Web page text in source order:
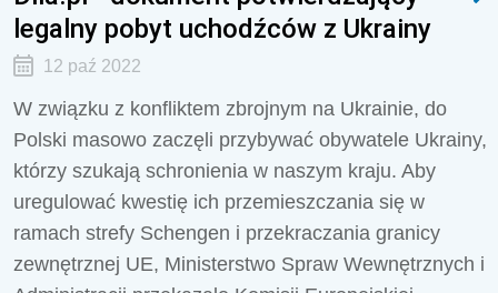
legalny pobyt uchodźców z Ukrainy
12 paź 2022
W związku z konfliktem zbrojnym na Ukrainie, do
Polski masowo zaczęli przybywać obywatele Ukrainy,
którzy szukają schronienia w naszym kraju. Aby
uregulować kwestię ich przemieszczania się w
ramach strefy Schengen i przekraczania granicy
zewnętrznej UE, Ministerstwo Spraw Wewnętrznych i